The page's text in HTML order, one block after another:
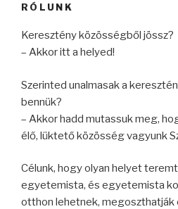
RÓLUNK
Keresztény közösségből jössz?
– Akkor itta helyed!
Szerinted unalmasak a
bennük?
– Akkor hadd mutassuk meg,
élő, lüktető közösség vagyunk
Célunk, hogy olyan helyet
egyetemista, és egyetemista
otthon lehetnek, megoszthatják